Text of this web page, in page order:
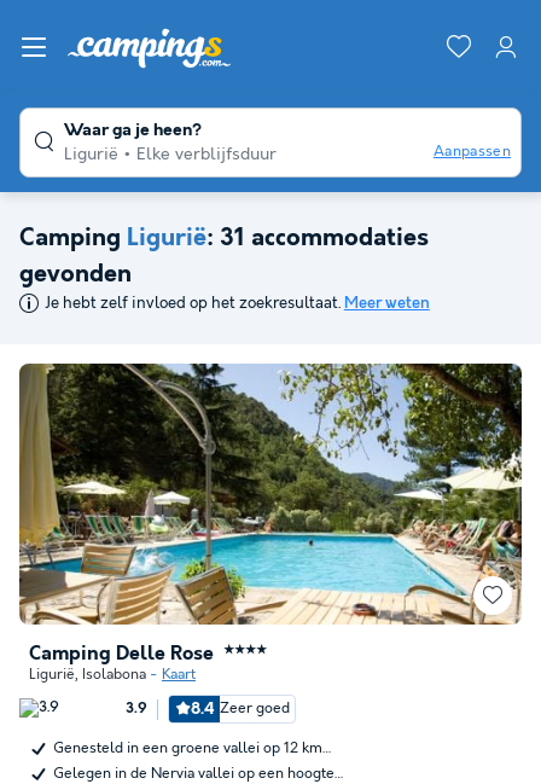
Waar ga je heen?
Ligurië
Elke verblijfsduur Aanpassen
Camping Ligurië: 31 accommodaties
gevonden
Je hebt zelf invloed op het zoekresultaat. Meer weten
Camping Delle Rose ★★★★
Ligurië, Isolabona Kaart
3.9 8.4 Zeer goed
Genesteld in een groene vallei op 12 km…
Gelegen in de Nervia vallei op een hoogte…